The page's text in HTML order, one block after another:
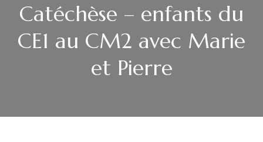
Catéchèse – enfants du
CE1 au CM2 avec Marie
et Pierre